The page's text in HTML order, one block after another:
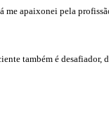
me apaixonei pela
também é desafiador,